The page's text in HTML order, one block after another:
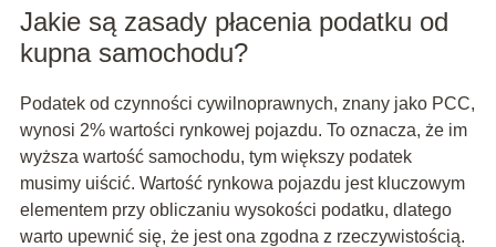
Jakie są zasady płacenia podatku od
kupna samochodu?
Podatek od czynności cywilnoprawnych, znany jako PCC,
wynosi 2% wartości rynkowej pojazdu. To oznacza, że im
wyższa wartość samochodu, tym większy podatek
musimy uiścić. Wartość rynkowa pojazdu jest kluczowym
elementem przy obliczaniu wysokości podatku, dlatego
warto upewnić się, że jest ona zgodna z rzeczywistością.